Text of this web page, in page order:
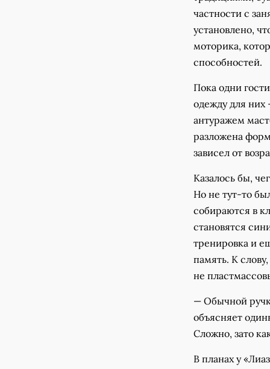
частности с
установлено,
моторика,
способностей.
Пока одни
одежду для них
антуражем
разложена
зависел от
Казалось бы,
Но не тут-то
собираются в
становятся
тренировка и
память. К
не
— Обычной
объясняет
Сложно, зато
В планах у